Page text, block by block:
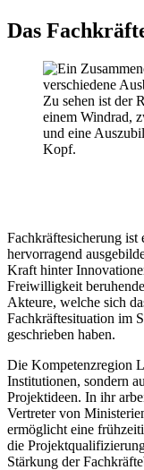
Das
Fachkräftesicherung ist
hervorragend
Kraft hinter
Freiwilligkeit
Akteure, welche sich
Fachkräftesituation im
geschrieben haben.
Die Kompetenzregion
Institutionen, sondern
Projektideen. In ihr
Vertreter von
ermöglicht eine
die
Stärkung der